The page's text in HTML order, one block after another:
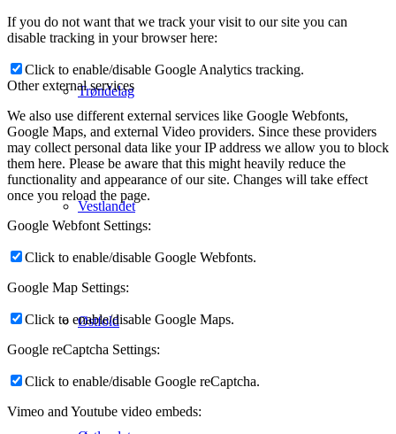
Trøndelag
Vestlandet
Østfold
If you do not want that we track your visit to our site you can
disable tracking in your browser here:
Click to enable/disable Google Analytics tracking.
Other external services
We also use different external services like Google Webfonts,
Google Maps, and external Video providers. Since these providers
may collect personal data like your IP address we allow you to block
them here. Please be aware that this might heavily reduce the
functionality and appearance of our site. Changes will take effect
once you reload the page.
Google Webfont Settings:
Click to enable/disable Google Webfonts.
Google Map Settings:
Click to enable/disable Google Maps.
Google reCaptcha Settings:
Click to enable/disable Google reCaptcha.
Vimeo and Youtube video embeds: